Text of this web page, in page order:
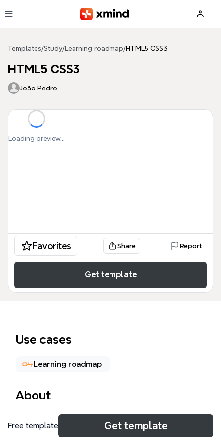
Templates/Study/ Learning roadmap/HTML5 CSS3
HTML5 CSS3
João Pedro
Loading preview...
Favorites Share Report
Get template
Use cases
Learning roadmap
About
Este mapa mental HTML5 CSS3, com 237 nós, é um
guia completo para iniciantes e profissionais de
Free template Get template